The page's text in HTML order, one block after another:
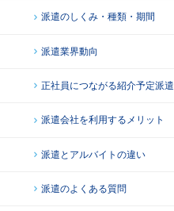
派遣のしくみ・種類・期間
派遣業界動向
正社員につながる紹介予定派遣
派遣会社を利用するメリット
派遣とアルバイトの違い
派遣のよくある質問